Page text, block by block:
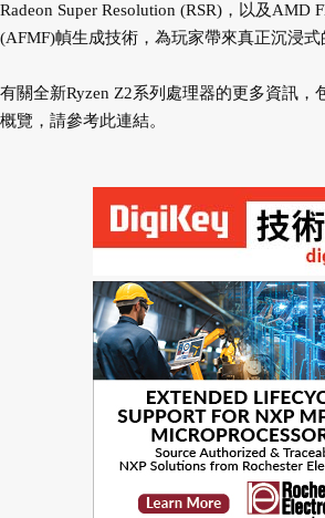
Radeon Super Resolution (RSR)，以及AMD
(AFMF)幀生成技術，為玩家帶來真正沉浸式
有關全新Ryzen Z2系列處理器的更多資訊，
概覽，請參考此連結。